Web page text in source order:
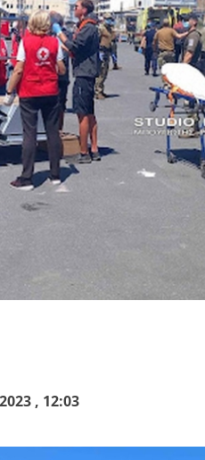
, 12:03